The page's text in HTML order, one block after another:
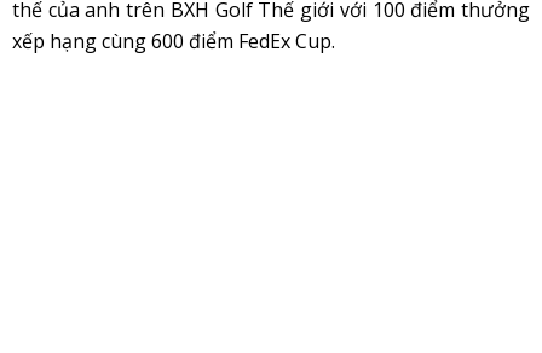
thế của anh trên BXH Golf Thế giới với 100 điểm thưởng
xếp hạng cùng 600 điểm FedEx Cup.